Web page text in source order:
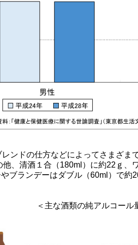
ンドの仕方などによってさまざま
、清酒１合（180ml）に約22ｇ、
ブランデーはダブル（60ml）で約
＜主な酒類の純アルコール